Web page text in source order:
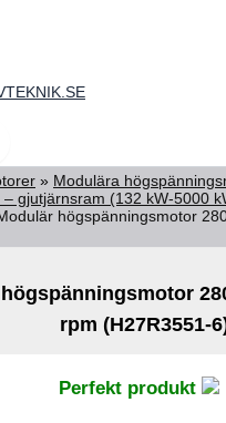
» Modulära
gjutjärnsram (132 kW-5000
högspänningsmotor
rpm (H27R3551-
Perfekt produkt